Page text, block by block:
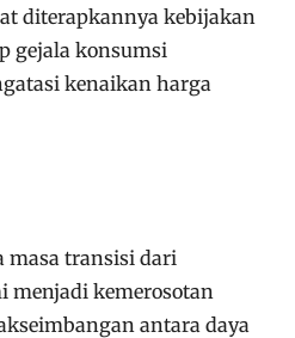
diterapkannya kebijakan
gejala konsumsi
kenaikan harga
masa transisi dari
menjadi kemerosotan
antara daya